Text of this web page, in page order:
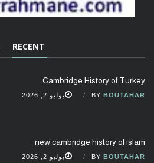
RECENT
Cambridge History of Turkey
BY BOUTAHAR يوليو 2, 2026
new cambridge history of islam
BY BOUTAHAR يوليو 2, 2026